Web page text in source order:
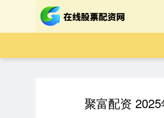
聚富配资